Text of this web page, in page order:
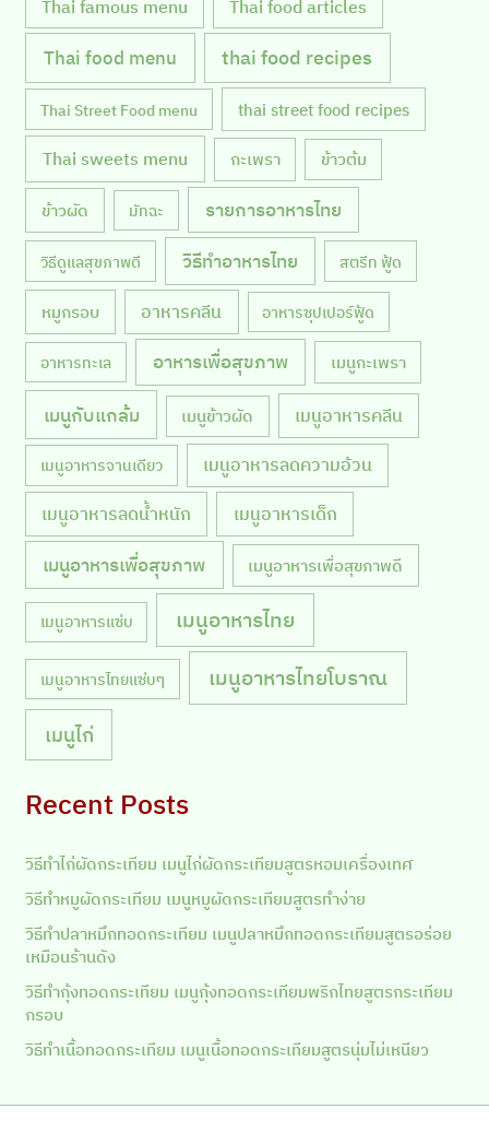
Thai famous menu Thai food articles
Thai food menu thai food recipes
Thai Street Food menu thai street food recipes
Thai sweets menu กะเพรา ข้าวต้ม
ข้าวผัด มัทฉะ รายการอาหารไทย
วิธีดูแลสุขภาพดี วิธีทำอาหารไทย สตรีท ฟู้ด
หมูกรอบ อาหารคลีน อาหารซุปเปอร์ฟู้ด
อาหารทะเล อาหารเพื่อสุขภาพ เมนูกะเพรา
เมนูกับแกล้ม เมนูข้าวผัด เมนูอาหารคลีน
เมนูอาหารจานเดียว เมนูอาหารลดความอ้วน
เมนูอาหารลดน้ำหนัก เมนูอาหารเด็ก
เมนูอาหารเพื่อสุขภาพ เมนูอาหารเพื่อสุขภาพดี
เมนูอาหารแซ่บ เมนูอาหารไทย
เมนูอาหารไทยแซ่บๆ เมนูอาหารไทยโบราณ
เมนูไก่
Recent Posts
วิธีทำไก่ผัดกระเทียม เมนูไก่ผัดกระเทียมสูตรหอมเครื่องเทศ
วิธีทำหมูผัดกระเทียม เมนูหมูผัดกระเทียมสูตรทำง่าย
วิธีทำปลาหมึกทอดกระเทียม เมนูปลาหมึกทอดกระเทียมสูตรอร่อย
เหมือนร้านดัง
วิธีทำกุ้งทอดกระเทียม เมนูกุ้งทอดกระเทียมพริกไทยสูตรกระเทียม
กรอบ
วิธีทำเนื้อทอดกระเทียม เมนูเนื้อทอดกระเทียมสูตรนุ่มไม่เหนียว